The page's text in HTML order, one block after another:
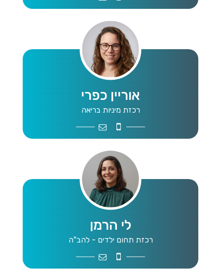
אוריין כפרי
רכזת מיניות בריאה
0507844474
oriancafri26@gmail.com
לי הרמן
רכזת תחום ילדים - להב"ה